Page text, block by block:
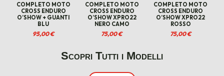
COMPLETO MOTO
CROSS ENDURO
O’SHOW + GUANTI
BLU
95,00€
COMPLETO MOTO
CROSS ENDURO
O’SHOW XPRO22
NERO CAMO
75,00€
COMPLETO MOTO
CROSS ENDURO
O’SHOW XPRO22
ROSSO
75,00€
Scopri Tutti i Modelli